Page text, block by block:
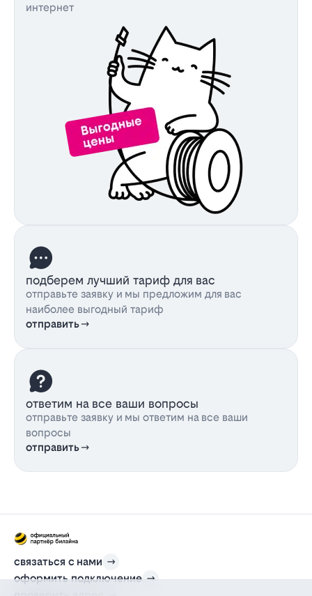
интернет
подберем лучший тариф для вас
отправьте заявку и мы предложим для вас
наиболее выгодный тариф
отправить
ответим на все ваши вопросы
отправьте заявку и мы ответим на все ваши
вопросы
отправить
связаться с нами
оформить подключение